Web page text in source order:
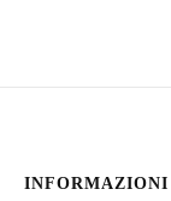
INFORMAZIONI